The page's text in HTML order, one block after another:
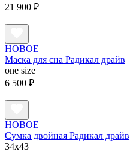
21 900 ₽
НОВОЕ
Маска для сна Радикал драйв
one size
6 500 ₽
НОВОЕ
Сумка двойная Радикал драйв
34х43